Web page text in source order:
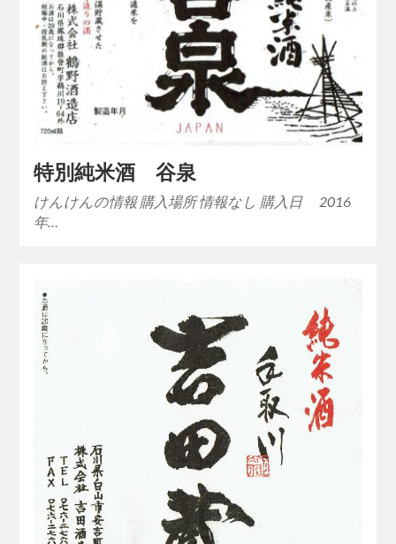
特別純米酒 谷泉
けんけんの情報 購入場所 情報なし 購入日 2016
年…